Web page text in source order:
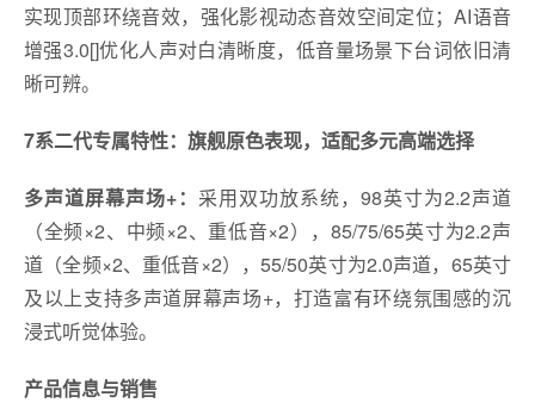
实现顶部环绕音效，强化影视动态音效空间定位；AI语音
增强3.0[]优化人声对白清晰度，低音量场景下台词依旧清
晰可辨。
7系二代专属特性：旗舰原色表现，适配多元高端选择
多声道屏幕声场+： 采用双功放系统，98英寸为2.2声道
（全频×2、中频×2、重低音×2），85/75/65英寸为2.2声
道（全频×2、重低音×2），55/50英寸为2.0声道，65英寸
及以上支持多声道屏幕声场+，打造富有环绕氛围感的沉
浸式听觉体验。
产品信息与销售